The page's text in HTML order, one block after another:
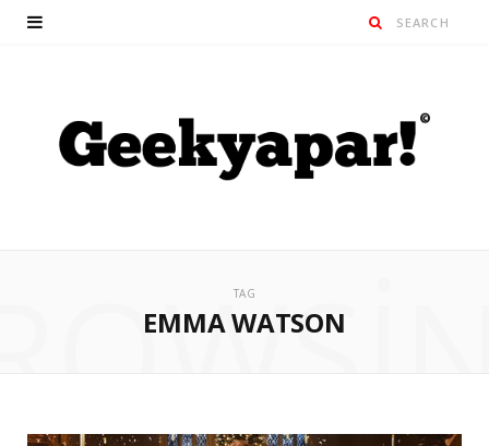
TAG
EMMA WATSON